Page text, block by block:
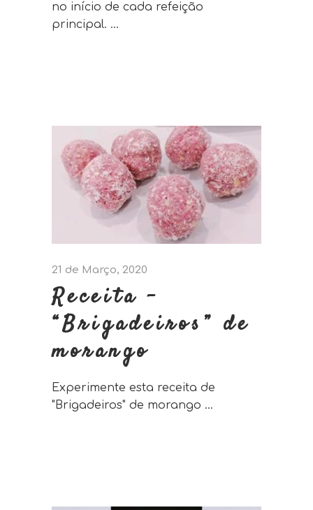
no início de cada refeição
principal.
21 de Março, 2020
Receita –
“Brigadeiros” de
morango
Experimente esta receita de
"Brigadeiros" de morango